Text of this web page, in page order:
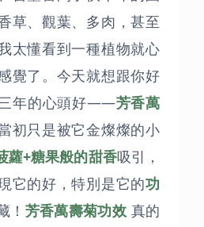
草、觀葉、多肉，甚至
太懂看到一種植物就心
覺了。今天就想跟你好
年的心頭好——芳香萬
初只是被它金燦燦的小
蘿+糖果般的甜香吸引，
它的好，特別是它的功
！ 芳香萬壽菊功效 真的